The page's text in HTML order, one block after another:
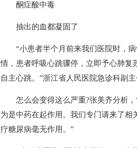
酮症酸中毒
抽出的血都凝固了
“小患者半个月前来我们医院时，病
情，患者呼吸心跳骤停，立即予心肺复
自主心跳。”浙江省人民医院急诊科副
怎么会变得这么严重?张美齐分析，
为是中药在起作用。我们专门请来了相
疗糖尿病毫无作用。”